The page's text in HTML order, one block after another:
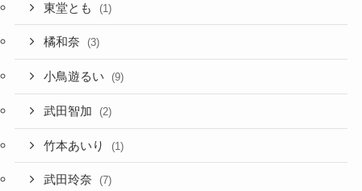
東堂とも (1)
橘和奈 (3)
小鳥遊るい (9)
武田智加 (2)
竹本あいり (1)
武田玲奈 (7)